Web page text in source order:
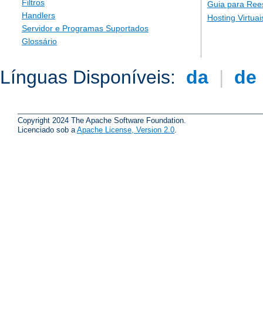
Filtros
Handlers
Servidor e Programas Suportados
Glossário
Guia para
Hosting
Línguas Disponíveis: da | de
Copyright 2024 The Apache Software Foundation.
Licenciado sob a Apache License, Version 2.0